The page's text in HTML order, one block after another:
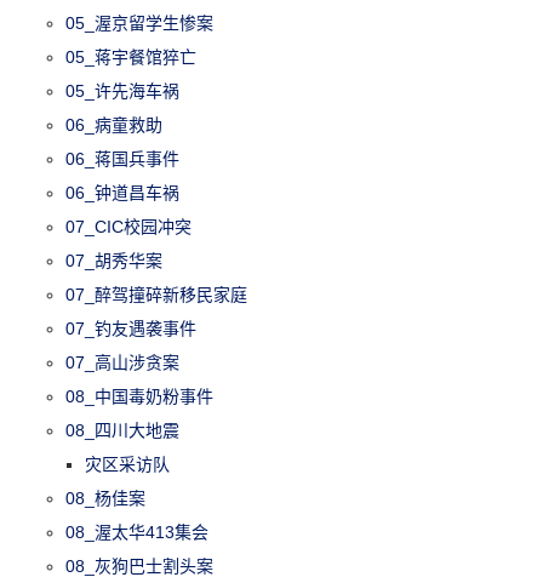
05_渥京留学生惨案
05_蒋宇餐馆猝亡
05_许先海车祸
06_病童救助
06_蒋国兵事件
06_钟道昌车祸
07_CIC校园冲突
07_胡秀华案
07_醉驾撞碎新移民家庭
07_钓友遇袭事件
07_高山涉贪案
08_中国毒奶粉事件
08_四川大地震
灾区采访队
08_杨佳案
08_渥太华413集会
08_灰狗巴士割头案